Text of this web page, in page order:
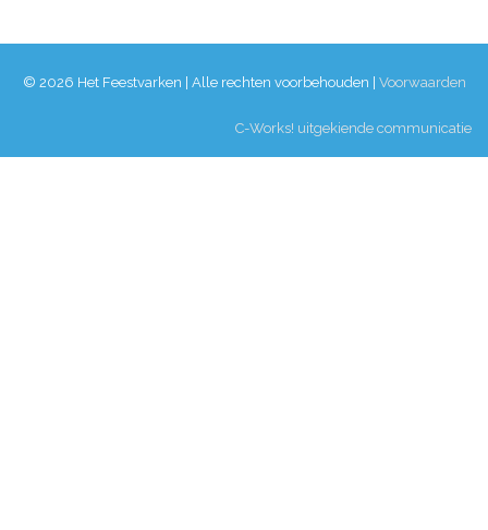
© 2026 Het Feestvarken | Alle rechten voorbehouden | Voorwaarden
C-Works! uitgekiende communicatie